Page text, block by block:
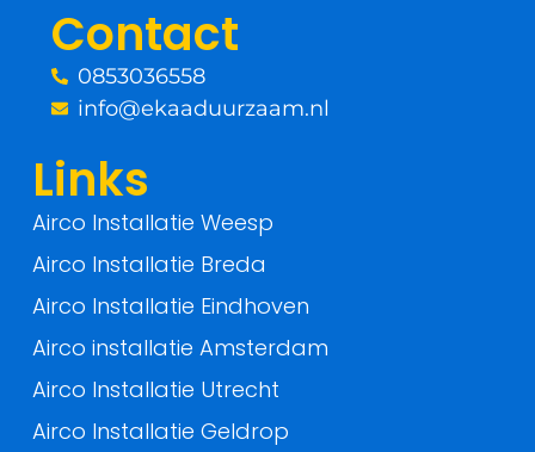
k
-
Contact
0853036558
info@ekaaduurzaam.nl
Links
Airco Installatie Weesp
Airco Installatie Breda
Airco Installatie Eindhoven
Airco installatie Amsterdam
Airco Installatie Utrecht
Airco Installatie Geldrop